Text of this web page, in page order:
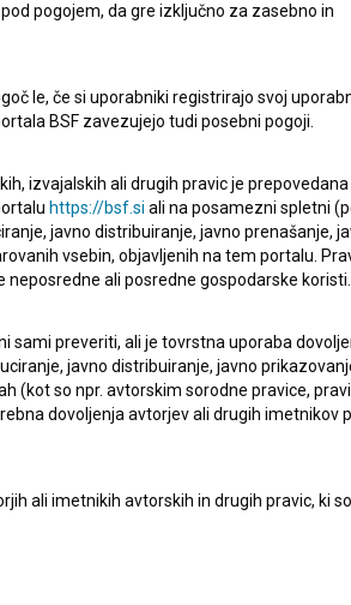
pogojem, da gre izključno za zasebno in
le, če si uporabniki registrirajo svoj
BSF zavezujejo tudi posebni pogoji.
izvajalskih ali drugih pravic je
https://bsf.si ali na posamezni spletni
javno distribuiranje, javno prenašanje,
vsebin, objavljenih na tem portalu.
ali posredne gospodarske koristi.
sami preveriti, ali je tovrstna uporaba
javno distribuiranje, javno
(kot so npr. avtorskim sorodne pravice,
dovoljenja avtorjev ali drugih imetnikov
ali imetnikih avtorskih in drugih pravic, ki